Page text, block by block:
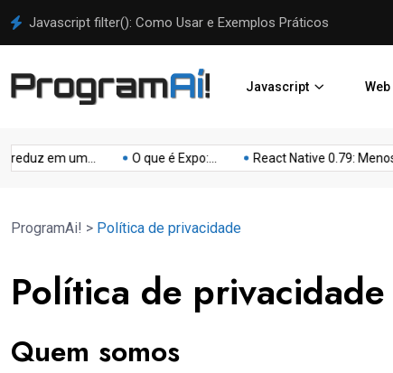
Javascript filter(): Como Usar e Exemplos Práticos
Javascript Web
em um... O que é Expo:... React Native 0.79: Menos...
ProgramAi! > Política de privacidade
Política de privacidade
Quem somos